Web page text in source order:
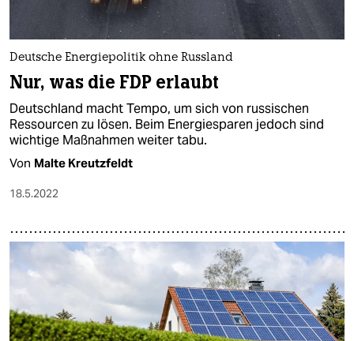
Deutsche Energiepolitik ohne Russland
Nur, was die FDP erlaubt
Deutschland macht Tempo, um sich von russischen
Ressourcen zu lösen. Beim Energiesparen jedoch sind
wichtige Maßnahmen weiter tabu.
Von Malte Kreutzfeldt
18.5.2022